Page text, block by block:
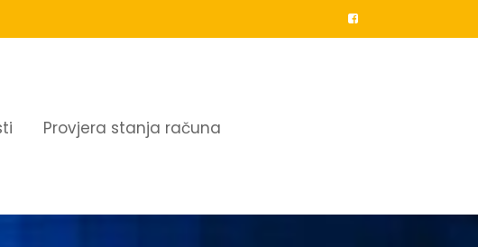
Provjera stanja računa